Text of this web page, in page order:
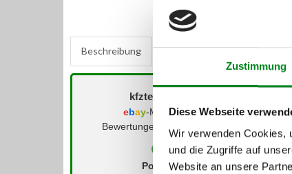
Zustimmung
Diese Webseite
Wir verwenden Cookies,
und die Zugriffe auf
Website an unsere
Beschreibung Bewertungen
kfzteile-zentrum (
ebay-Mitglied seit 08/2006
Bewertungen der letzten 12 Monate:
Positiv Neutral